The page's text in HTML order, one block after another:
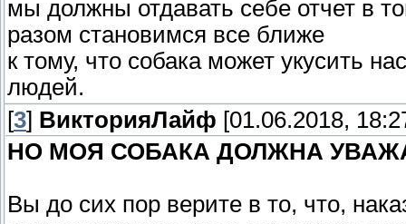
мы должны отдавать себе отчет в
разом становимся все ближе
к тому, что собака может укусить
людей.
[3] ВикторияЛайф [01.06.2018,
НО МОЯ СОБАКА ДОЛЖНА
Вы до сих пор верите в то, что,